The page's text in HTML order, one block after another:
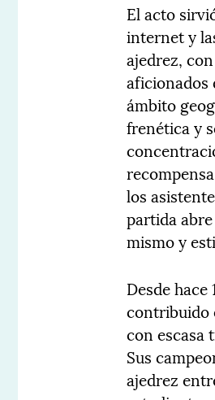
El acto
internet y
ajedrez,
aficionados
ámbito
frenética y
los
partida
mismo y
Desde
contribuido
con escasa
Sus
ajedrez